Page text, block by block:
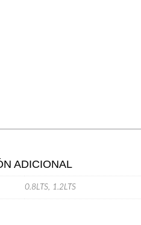
ADICIONAL
0.8LTS, 1.2LTS